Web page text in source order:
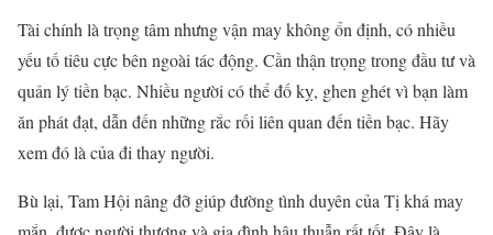
Tài chính là trọng tâm nhưng vận may không ổn định, có nhiều
yếu tố tiêu cực bên ngoài tác động. Cần thận trọng trong đầu tư và
quản lý tiền bạc. Nhiều người có thể đố kỵ, ghen ghét vì bạn làm
ăn phát đạt, dẫn đến những rắc rối liên quan đến tiền bạc. Hãy
xem đó là của đi thay người.
Bù lại, Tam Hội nâng đỡ giúp đường tình duyên của Tị khá may